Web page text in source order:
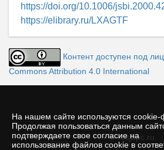
На нашем сайте используются cookie-
Продолжая пользоваться данным
подтверждаете свое согласие на
использование файлов cookie в
https://doi.org/10.1006/
https://elibrary.ru/LXAGTF
Контент доступен под
Commons Attribution 4.0 International
© rusjbpc.ru
Политика